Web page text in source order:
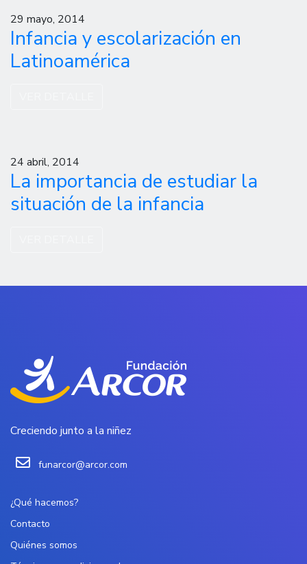
29 mayo, 2014
Infancia y escolarización en
Latinoamérica
24 abril, 2014
La importancia de estudiar la
situación de la infancia
Creciendo junto a la niñez
funarcor@arcor.com
¿Qué hacemos?
Contacto
Quiénes somos